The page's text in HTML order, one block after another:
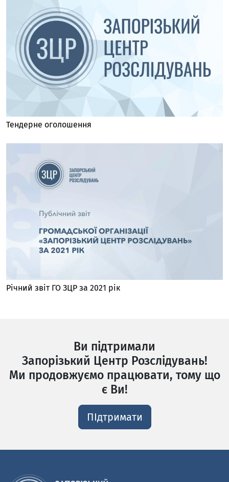
Тендерне оголошення
Річний звіт ГО ЗЦР за 2021 рік
Ви підтримали
Запорізький Центр Розслідувань!
Ми продовжуємо працювати, тому що
є Ви!
ПІдтримати